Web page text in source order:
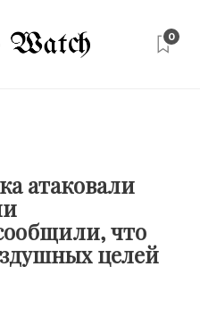
0
атаковали
что
целей